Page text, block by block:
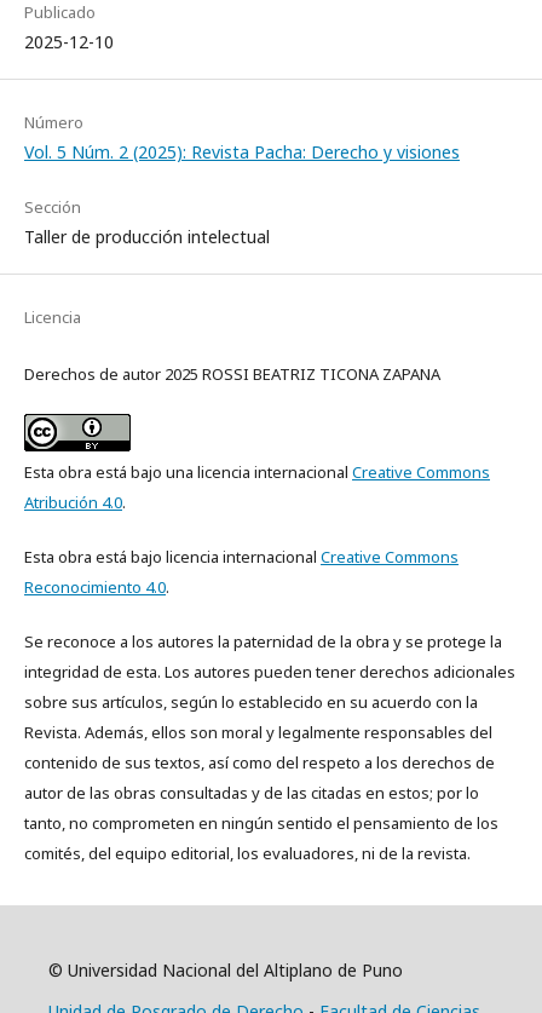
Publicado
2025-12-10
Número
Vol. 5 Núm. 2 (2025): Revista Pacha: Derecho y visiones
Sección
Taller de producción intelectual
Licencia
Derechos de autor 2025 ROSSI BEATRIZ TICONA ZAPANA
Esta obra está bajo una licencia internacional Creative Commons
Atribución 4.0.
Esta obra está bajo licencia internacional Creative Commons
Reconocimiento 4.0.
Se reconoce a los autores la paternidad de la obra y se protege la
integridad de esta. Los autores pueden tener derechos adicionales
sobre sus artículos, según lo establecido en su acuerdo con la
Revista. Además, ellos son moral y legalmente responsables del
contenido de sus textos, así como del respeto a los derechos de
autor de las obras consultadas y de las citadas en estos; por lo
tanto, no comprometen en ningún sentido el pensamiento de los
comités, del equipo editorial, los evaluadores, ni de la revista.
© Universidad Nacional del Altiplano de Puno